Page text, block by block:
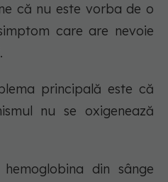
că nu este vorba de o
care are nevoie
principală este că
nu se oxigenează
din sânge